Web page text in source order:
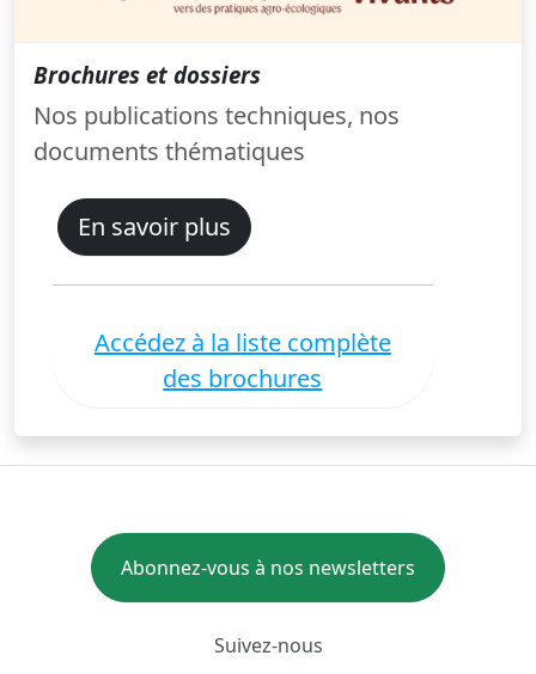
Brochures et dossiers
Nos publications techniques, nos
documents thématiques
En savoir plus
Accédez à la liste complète
des brochures
Abonnez-vous à nos newsletters
Suivez-nous